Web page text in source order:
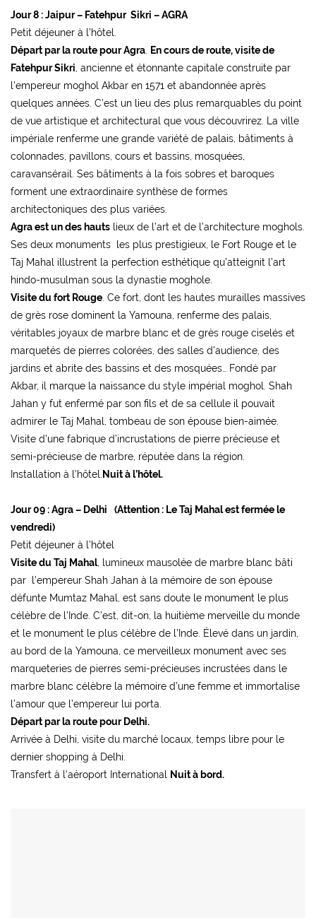
Jour 8 : Jaipur – Fatehpur Sikri – AGRA
Petit déjeuner à l’hôtel.
Départ par la route pour Agra
En cours de route, visite de
Fatehpur Sikri , ancienne et étonnante capitale construite par
l’empereur moghol Akbar en 1571 et abandonnée après
quelques années. C’est un lieu des plus remarquables du point
de vue artistique et architectural que vous découvrirez. La ville
impériale renferme une grande variété de palais, bâtiments à
colonnades, pavillons, cours et bassins, mosquées,
caravansérail. Ses bâtiments à la fois sobres et baroques
forment une extraordinaire synthèse de formes
architectoniques des plus variées.
Agra est un des hauts lieux de l’art et de l’architecture moghols.
Ses deux monuments les plus prestigieux, le Fort Rouge et le
Taj Mahal illustrent la perfection esthétique qu’atteignit l’art
hindo-musulman sous la dynastie moghole.
Visite du fort Rouge . Ce fort, dont les hautes murailles massives
de grès rose dominent la Yamouna, renferme des palais,
véritables joyaux de marbre blanc et de grès rouge ciselés et
marquetés de pierres colorées, des salles d’audience, des
jardins et abrite des bassins et des mosquées… Fondé par
Akbar, il marque la naissance du style impérial moghol. Shah
Jahan y fut enfermé par son fils et de sa cellule il pouvait
admirer le Taj Mahal, tombeau de son épouse bien-aimée.
Visite d’une fabrique d’incrustations de pierre précieuse et
semi-précieuse de marbre, réputée dans la région.
Installation à l’hôtel. Nuit à l’hôtel.
Jour 09 : Agra – Delhi
(Attention : Le Taj Mahal est fermée le
vendredi)
Petit déjeuner à l’hôtel
Visite du Taj Mahal, lumineux mausolée de marbre blanc bâti
par l’empereur Shah Jahan à la mémoire de son épouse
défunte Mumtaz Mahal, est sans doute le monument le plus
célèbre de l’Inde. C’est, dit-on, la huitième merveille du monde
et le monument le plus célèbre de l’Inde. Élevé dans un jardin,
au bord de la Yamouna, ce merveilleux monument avec ses
marqueteries de pierres semi-précieuses incrustées dans le
marbre blanc célèbre la mémoire d’une femme et immortalise
l’amour que l’empereur lui porta.
Départ par la route pour Delhi.
Arrivée à Delhi, visite du marché locaux, temps libre pour le
dernier shopping à Delhi.
Transfert à l’aéroport International Nuit à bord.